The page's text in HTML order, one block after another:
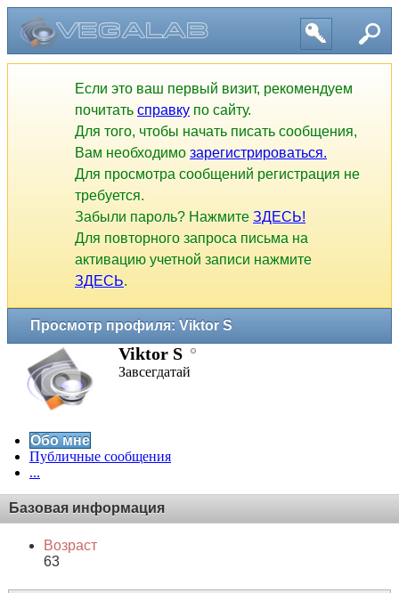
Если это ваш первый визит, рекомендуем
почитать справку по сайту.
Для того, чтобы начать писать сообщения,
Вам необходимо зарегистрироваться.
Для просмотра сообщений регистрация не
требуется.
Забыли пароль? Нажмите ЗДЕСЬ!
Для повторного запроса письма на
активацию учетной записи нажмите
ЗДЕСЬ.
Просмотр профиля: Viktor S
Viktor S
Завсегдатай
Обо мне
Публичные сообщения
...
Базовая информация
Возраст
63